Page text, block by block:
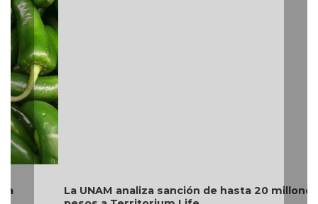
La UNAM analiza sanción de hasta 20 millones de